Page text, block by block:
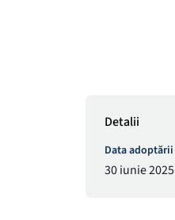
Detalii
Data adoptării
30 iunie 2025